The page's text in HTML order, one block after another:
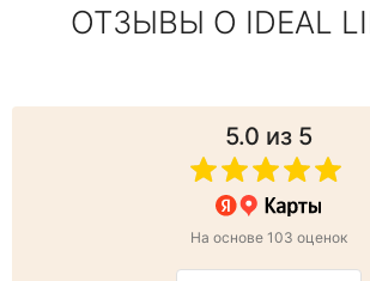
ОТЗЫВЫ О IDEAL
5.0 из 5
На основе 103 оценок